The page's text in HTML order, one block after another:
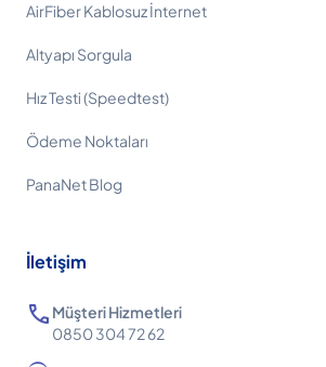
AirFiber Kablosuz İnternet
Altyapı Sorgula
Hız Testi (Speedtest)
Ödeme Noktaları
PanaNet Blog
İletişim
call Müşteri Hizmetleri
0850 304 72 62